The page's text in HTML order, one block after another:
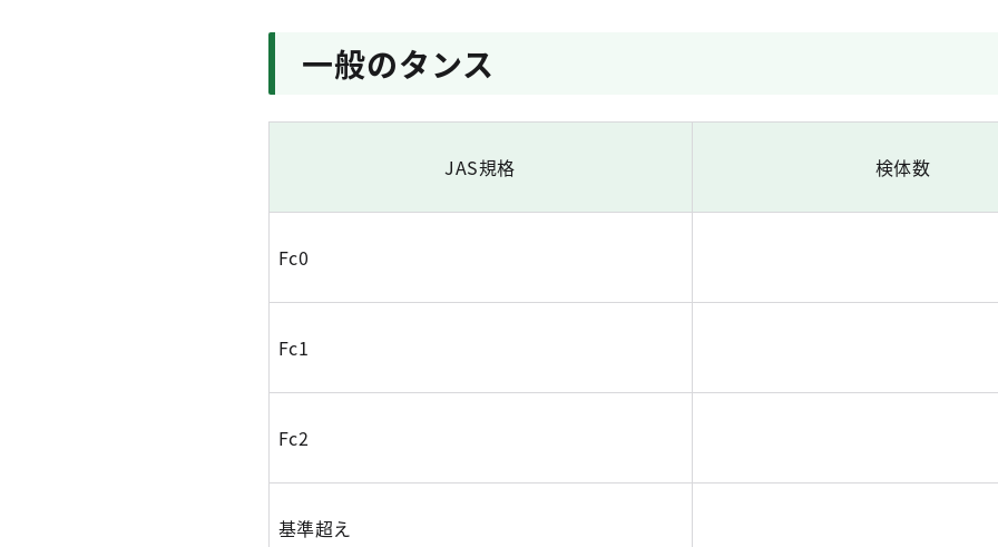
一般のタンス
JAS規格 検体数
Fc0
Fc1
Fc2
基準超え